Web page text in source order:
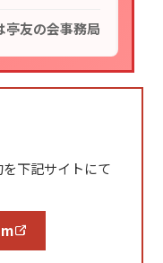
亭友の会事務局
下記サイトにて